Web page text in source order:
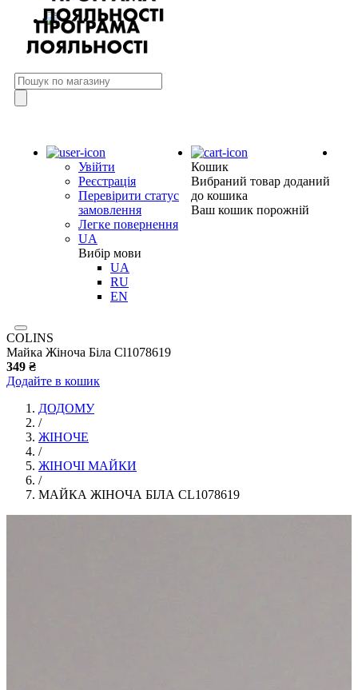
Увійти
Реєстрація
Перевірити статус
замовлення
Легке повернення
UA
Вибір мови
UA
RU
EN
Кошик
Вибраний товар доданий
до кошика
Ваш кошик порожній
COLINS
Майка Жіноча Біла Cl1078619
349 ₴
Додайте в кошик
ДОДОМУ
/
ЖІНОЧЕ
/
ЖІНОЧІ МАЙКИ
/
МАЙКА ЖІНОЧА БІЛА CL1078619